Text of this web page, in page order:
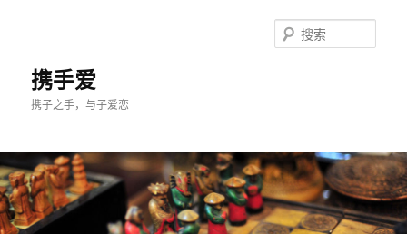
携手爱
携子之手，与子爱恋
索